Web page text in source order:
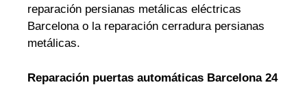
reparación persianas metálicas eléctricas
Barcelona o la reparación cerradura persianas
metálicas.
Reparación puertas automáticas Barcelona 24